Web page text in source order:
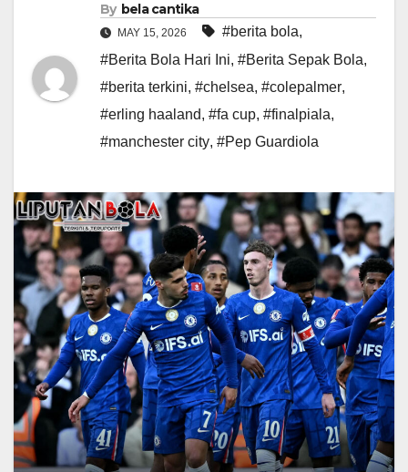
By bela cantika
MAY 15, 2026 #berita bola,
#Berita Bola Hari Ini, #Berita Sepak Bola,
#berita terkini, #chelsea, #colepalmer,
#erling haaland, #fa cup, #finalpiala,
#manchester city, #Pep Guardiola